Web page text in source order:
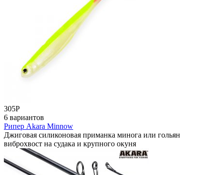
305Р
6 вариантов
Рипер Akara Minnow
Джиговая силиконовая приманка минога или гольян
виброхвост на судака и крупного окуня